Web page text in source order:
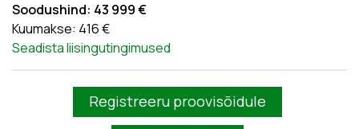
Soodushind: 43 999 €
Kuumakse: 416 €
Seadista liisingutingimused
Registreeru proovisõidule